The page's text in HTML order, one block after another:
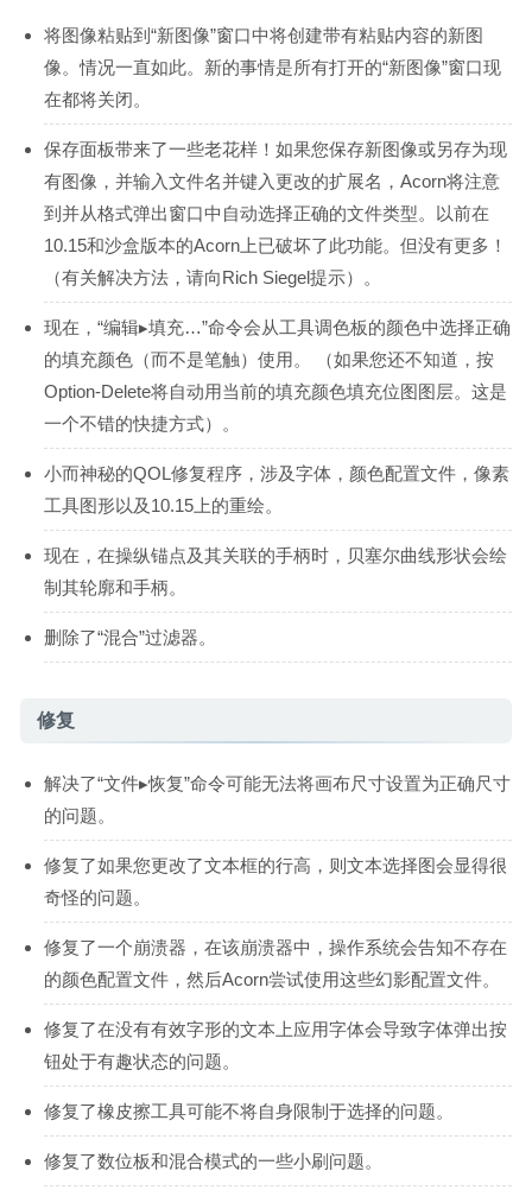
将图像粘贴到“新图像”窗口中将创建带有粘贴内容的新图
像。情况一直如此。新的事情是所有打开的“新图像”窗口现
在都将关闭。
保存面板带来了一些老花样！如果您保存新图像或另存为现
有图像，并输入文件名并键入更改的扩展名，Acorn将注意
到并从格式弹出窗口中自动选择正确的文件类型。以前在
10.15和沙盒版本的Acorn上已破坏了此功能。但没有更多！
（有关解决方法，请向Rich Siegel提示）。
现在，“编辑▸填充…”命令会从工具调色板的颜色中选择正确
的填充颜色（而不是笔触）使用。 （如果您还不知道，按
Option-Delete将自动用当前的填充颜色填充位图图层。这是
一个不错的快捷方式）。
小而神秘的QOL修复程序，涉及字体，颜色配置文件，像素
工具图形以及10.15上的重绘。
现在，在操纵锚点及其关联的手柄时，贝塞尔曲线形状会绘
制其轮廓和手柄。
删除了“混合”过滤器。
修复
解决了“文件▸恢复”命令可能无法将画布尺寸设置为正确尺寸
的问题。
修复了如果您更改了文本框的行高，则文本选择图会显得很
奇怪的问题。
修复了一个崩溃器，在该崩溃器中，操作系统会告知不存在
的颜色配置文件，然后Acorn尝试使用这些幻影配置文件。
修复了在没有有效字形的文本上应用字体会导致字体弹出按
钮处于有趣状态的问题。
修复了橡皮擦工具可能不将自身限制于选择的问题。
修复了数位板和混合模式的一些小刷问题。